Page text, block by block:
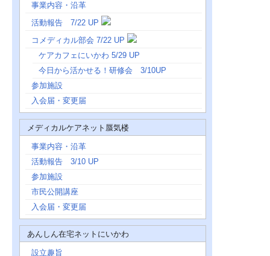
事業内容・沿革
活動報告 7/22 UP
コメディカル部会 7/22 UP
ケアカフェにいかわ 5/29 UP
今日から活かせる！研修会 3/10UP
参加施設
入会届・変更届
メディカルケアネット蜃気楼
事業内容・沿革
活動報告 3/10 UP
参加施設
市民公開講座
入会届・変更届
あんしん在宅ネットにいかわ
設立趣旨